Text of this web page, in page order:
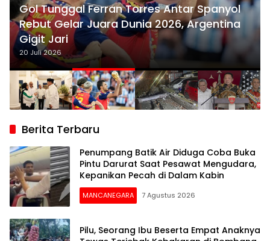
Gol Tunggal Ferran Torres Antar Spanyol
Rebut Gelar Juara Dunia 2026, Argentina
Gigit Jari
20 Juli 2026
Berita Terbaru
Penumpang Batik Air Diduga Coba Buka
Pintu Darurat Saat Pesawat Mengudara,
Kepanikan Pecah di Dalam Kabin
MANCANEGARA 7 Agustus 2026
Pilu, Seorang Ibu Beserta Empat Anaknya